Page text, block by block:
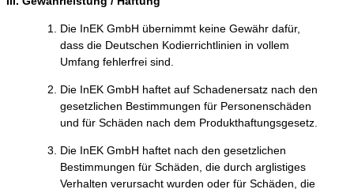
Die InEK GmbH übernimmt keine Gewähr dafür,
dass die Deutschen Kodierrichtlinien in vollem
Umfang fehlerfrei sind.
Die InEK GmbH haftet auf Schadenersatz nach den
gesetzlichen Bestimmungen für Personenschäden
und für Schäden nach dem Produkthaftungsgesetz.
Die InEK GmbH haftet nach den gesetzlichen
Bestimmungen für Schäden, die durch arglistiges
Verhalten verursacht wurden oder für Schäden, die